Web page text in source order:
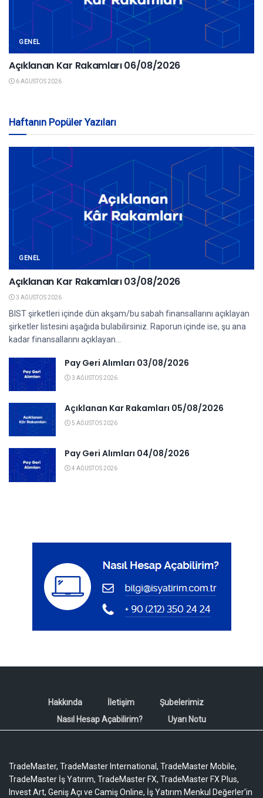
GENEL
Açıklanan Kar Rakamları 06/08/2026
6 AĞUSTOS 2026
Haftanın Popüler Yazıları
GENEL
Açıklanan Kar Rakamları 03/08/2026
3 AĞUSTOS 2026
BIST şirketleri içinde dün akşam/bu sabah finansallarını açıklayan
şirketler listesini aşağıda bulabilirsiniz. Raporun içinde ise, şu ana
kadar finansallarını açıklayan...
Pay Geri Alımları 03/08/2026
3 AĞUSTOS 2026
Açıklanan Kar Rakamları 05/08/2026
5 AĞUSTOS 2026
Pay Geri Alımları 04/08/2026
4 AĞUSTOS 2026
Hakkında İletişim
Şubelerimiz
Nasıl Hesap Açabilirim?
Uyarı Notu
TradeMaster, TradeMaster International, TradeMaster Mobile,
TradeMaster İş Yatırım, TradeMaster FX, TradeMaster FX Plus,
Invest Art, Geniş Açı ve Camiş Online, İş Yatırım Menkul Değerler'in